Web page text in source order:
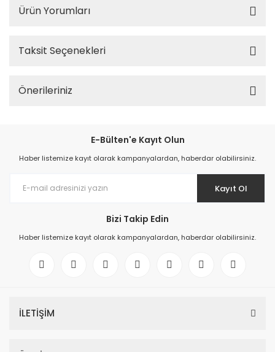
Ürün Yorumları
Taksit Seçenekleri
Önerileriniz
E-Bülten'e Kayıt Olun
Haber listemize kayıt olarak kampanyalardan, haberdar olabilirsiniz.
Kayıt Ol
Bizi Takip Edin
Haber listemize kayıt olarak kampanyalardan, haberdar olabilirsiniz.
İLETİŞİM